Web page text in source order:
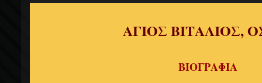
ΑΓΙΟΣ ΒΙΤΑΛΙΟΣ,
ΒΙΟΓΡΑΦΙΑ